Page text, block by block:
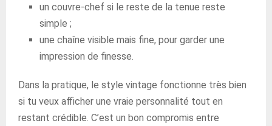
un couvre-chef si le reste de la tenue reste
simple ;
une chaîne visible mais fine, pour garder une
impression de finesse.
Dans la pratique, le style vintage fonctionne très bien
si tu veux afficher une vraie personnalité tout en
restant crédible. C’est un bon compromis entre